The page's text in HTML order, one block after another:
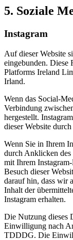
5. Soziale
Instagram
Auf dieser Website
eingebunden. Diese
Platforms Ireland
Irland.
Wenn das Social-
Verbindung
hergestellt.
dieser Website durch
Wenn Sie in Ihrem
durch Anklicken des
mit Ihrem
Besuch dieser
darauf hin, dass wir
Inhalt der
Instagram erhalten.
Die Nutzung dieses
Einwilligung nach
TDDDG. Die